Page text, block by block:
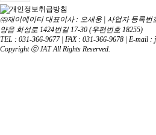
㈜제이에이티 대표이사 : 오세웅 | 사업자 등록번
양읍 화성로 1424번길 17-30 (우편번호 18255)
TEL : 031-366-9677 | FAX : 031-366-9678 | E-mail :
Copyright ⓒ JAT All Rights Reserved.